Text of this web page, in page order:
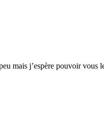
mais j’espère pouvoir vous